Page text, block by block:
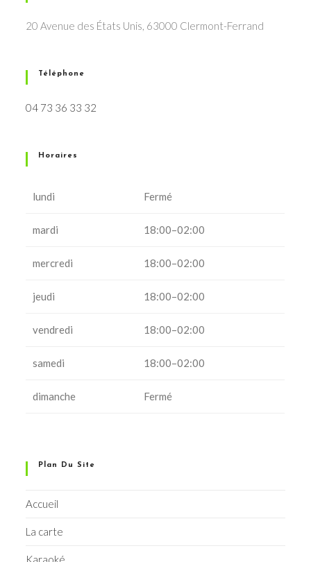
20 Avenue des États Unis, 63000 Clermont-Ferrand
Téléphone
04 73 36 33 32
Horaires
lundi Fermé
mardi 18:00–02:00
mercredi 18:00–02:00
jeudi 18:00–02:00
vendredi 18:00–02:00
samedi 18:00–02:00
dimanche Fermé
Plan Du Site
Accueil
La carte
Karaoké